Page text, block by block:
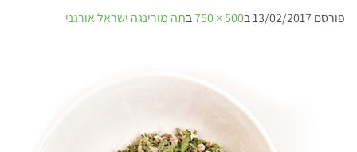
פורסם13/02/2017ב500 × 750 בתה מורינגה ישראל אורגני